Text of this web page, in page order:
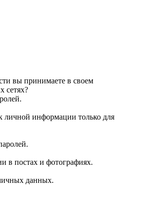
вы принимаете в своем
сетях?
личной информации только для
в постах и фотографиях.
данных.